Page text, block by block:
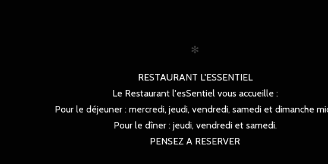
✻
RESTAURANT L'ESSENTIEL
Le Restaurant l'esSentiel vous accueille :
Pour le déjeuner : mercredi, jeudi, vendredi, samedi et dimanche
Pour le dîner : jeudi, vendredi et samedi.
PENSEZ A RESERVER